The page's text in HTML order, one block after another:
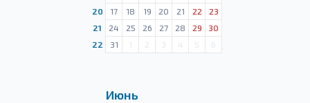
20
17 18 19 20 21 22
23
21
24 25 26 27 28 29
30
22
31 1 2 3 4 5 6
Июнь